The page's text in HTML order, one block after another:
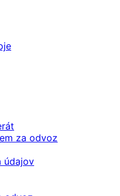
za odvoz
údajov